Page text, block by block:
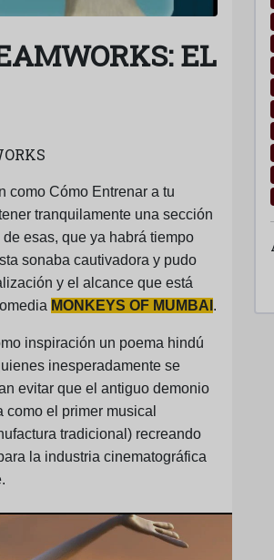
EL
como Cómo Entrenar a tu
tranquilamente una sección
esas, que ya habrá tiempo
sonaba cautivadora y pudo
y el alcance que está
MONKEYS OF MUMBAI .
inspiración un poema hindú
inesperadamente se
evitar que el antiguo demonio
el primer musical
tradicional) recreando
la industria cinematográfica